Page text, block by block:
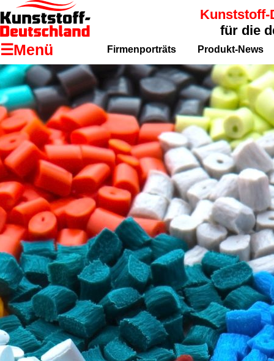
Kunststoff-
für die
☰Menü Firmenporträts Produkt-News